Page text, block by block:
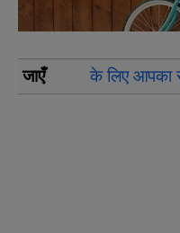
जाएँ के लिए आपका